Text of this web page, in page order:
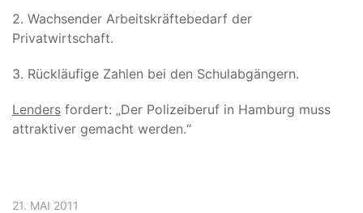
2. Wachsender Arbeitskräftebedarf der
Privatwirtschaft.
3. Rückläufige Zahlen bei den Schulabgängern.
Lenders fordert: „Der Polizeiberuf in Hamburg muss
attraktiver gemacht werden.“
21. MAI 2011